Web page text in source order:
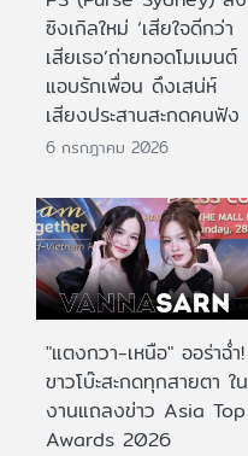
ซิงเกิลใหม่ ‘เสียใจดีกว่า
เสียเธอ’ถ่ายทอดโมเมนต์
แอบรักเพื่อน ดึงเสน่ห์
เสียงประสานสะกดคนฟัง
6 กรกฎาคม 2026
"แตงกวา-เหนือ" ออร่าฉ่ำ!
ขาวโบ๊ะสะกดทุกสายตา ใน
งานแถลงข่าว Asia Top
Awards 2026